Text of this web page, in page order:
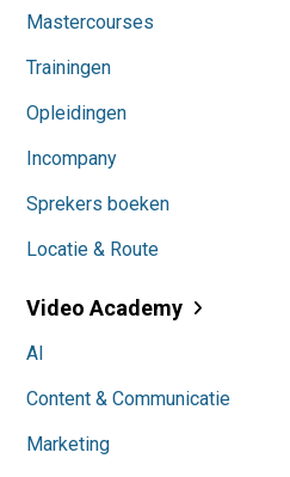
Mastercourses
Trainingen
Opleidingen
Incompany
Sprekers boeken
Locatie & Route
Video Academy
AI
Content & Communicatie
Marketing